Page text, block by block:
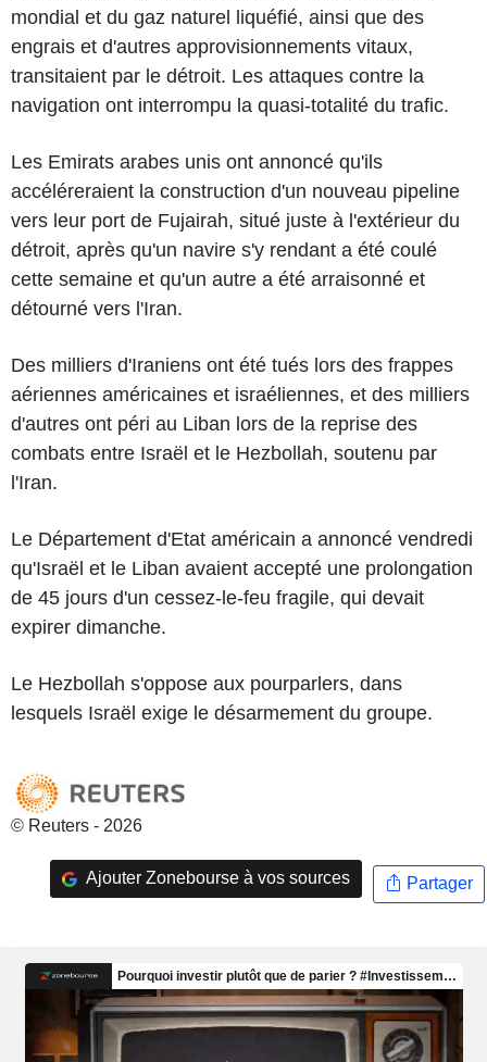
mondial et du gaz naturel liquéfié, ainsi que des
engrais et d'autres approvisionnements vitaux,
transitaient par le détroit. Les attaques contre la
navigation ont interrompu la quasi-totalité du trafic.
Les Emirats arabes unis ont annoncé qu'ils
accéléreraient la construction d'un nouveau pipeline
vers leur port de Fujairah, situé juste à l'extérieur du
détroit, après qu'un navire s'y rendant a été coulé
cette semaine et qu'un autre a été arraisonné et
détourné vers l'Iran.
Des milliers d'Iraniens ont été tués lors des frappes
aériennes américaines et israéliennes, et des milliers
d'autres ont péri au Liban lors de la reprise des
combats entre Israël et le Hezbollah, soutenu par
l'Iran.
Le Département d'Etat américain a annoncé vendredi
qu'Israël et le Liban avaient accepté une prolongation
de 45 jours d'un cessez-le-feu fragile, qui devait
expirer dimanche.
Le Hezbollah s'oppose aux pourparlers, dans
lesquels Israël exige le désarmement du groupe.
© Reuters - 2026
Ajouter Zonebourse à vos sources Partager